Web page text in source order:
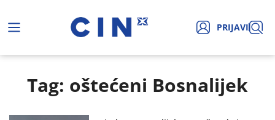
PRIJAVI
Tag: oštećeni Bosnalijek